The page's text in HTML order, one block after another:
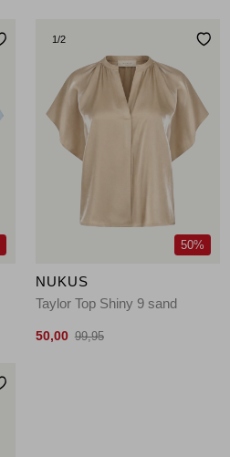
1/2
50%
NUKUS
Taylor Top Shiny 9 sand
50,00 99,95